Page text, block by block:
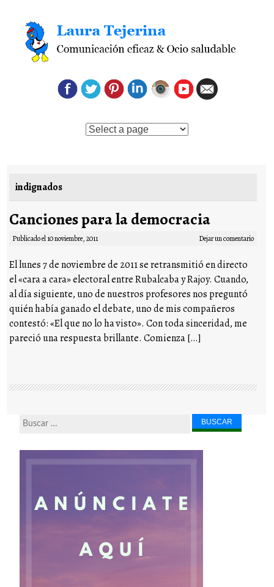
Saltar al contenido
indignados
Canciones para la democracia
Publicado el10 noviembre, 2011 Dejar un comentario
El lunes 7 de noviembre de 2011 se retransmitió en directo
el «cara a cara» electoral entre Rubalcaba y Rajoy. Cuando,
al día siguiente, uno de nuestros profesores nos preguntó
quién había ganado el debate, uno de mis compañeros
contestó: «El que no lo ha visto». Con toda sinceridad, me
pareció una respuesta brillante. Comienza […]
Buscar...